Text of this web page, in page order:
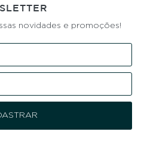
novidades e promoções!